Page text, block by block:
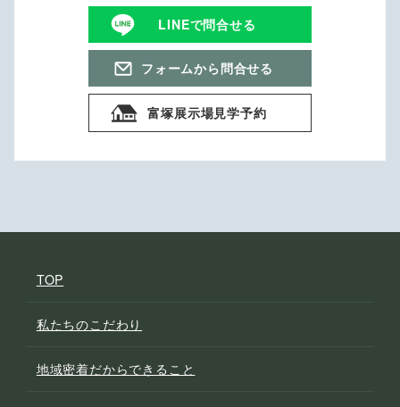
LINEで問合せる
フォームから問合せる
富塚展示場見学予約
TOP
私たちのこだわり
地域密着だからできること